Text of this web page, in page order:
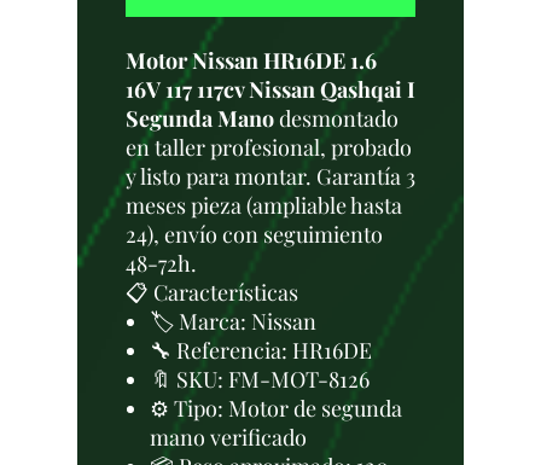
Motor Nissan HR16DE 1.6
16V 117 117cv Nissan Qashqai I
Segunda Manodesmontado
en taller profesional, probado
y listo para montar. Garantía 3
meses pieza (ampliable hasta
24), envío con seguimiento
48-72h.
📋 Características
🏷️ Marca: Nissan
🔧 Referencia: HR16DE
🔖 SKU: FM-MOT-8126
⚙️ Tipo: Motor de segunda
mano verificado